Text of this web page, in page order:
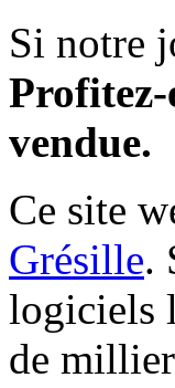
Si notre
Profitez-
vendue.
Ce site
Grésille.
logiciels
de